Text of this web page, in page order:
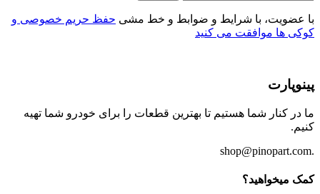
با عضویت، با شرایط و ضوابط و خط مشی حفظ حریم خصوصی و
کوکی ها موافقت می کنید
پینوپارت
ما در کنار شما هستیم تا بهترین قطعات را برای خودرو شما تهیه
کنیم.
.shop@pinopart.com
کمک میخواهید؟